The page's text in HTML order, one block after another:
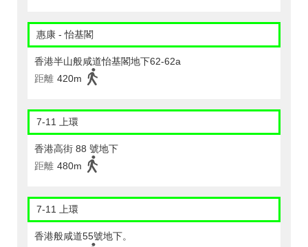
惠康 - 怡基閣
香港半山般咸道怡基閣地下62-62a
距離 420m
7-11 上環
香港高街 88 號地下
距離 480m
7-11 上環
香港般咸道55號地下。